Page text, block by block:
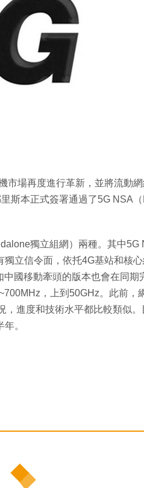
市場再度進行革新，並將流動
斯本正式簽署通過了5G NSA
獨立組網）兩種。其中5G
立信令面，依托4G基站和核
國移動牽頭的版本也會在同期
，上到50GHz。此前，
，進度和技術水平都比較類似
。